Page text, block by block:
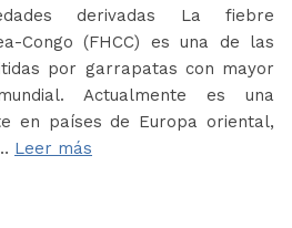
derivadas La fiebre
Congo (FHCC) es una de las
por garrapatas con mayor
Actualmente es una
en países de Europa oriental,
Leer más